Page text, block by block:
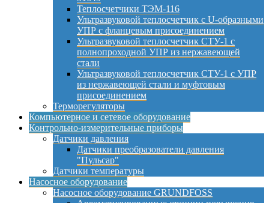
Теплосчетчики ТЭМ-116
Ультразвуковой теплосчетчик с U-образными
УПР с фланцевым присоединением
Ультразвуковой теплосчетчик СТУ-1 с
полнопроходной УПР из нержавеющей
стали
Ультразвуковой теплосчетчик СТУ-1 с УПР
из нержавеющей стали и муфтовым
присоединением
Терморегуляторы
Компьютерное и сетевое оборудование
Контрольно-измерительные приборы
Датчики давления
Датчики преобразователи давления
"Пульсар"
Датчики температуры
Насосное оборудование
Насосное оборудование GRUNDFOSS